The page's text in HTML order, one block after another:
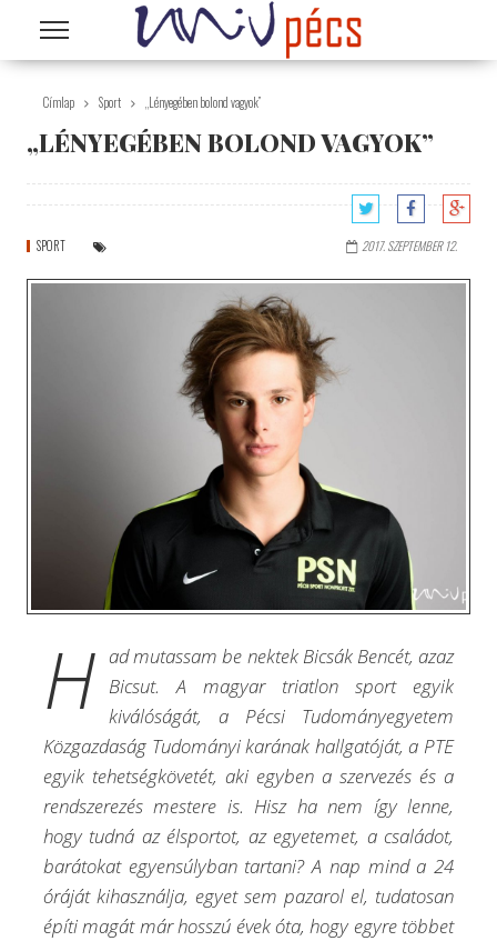
Ugrás a tartalomra
Címlap Sport „Lényegében bolond vagyok”
„LÉNYEGÉBEN BOLOND VAGYOK”
SPORT 2017. SZEPTEMBER 12.
H ad mutassam be nektek Bicsák Bencét, azaz
Bicsut. A magyar triatlon sport egyik
kiválóságát, a Pécsi Tudományegyetem
Közgazdaság Tudományi karának hallgatóját, a PTE
egyik tehetségkövetét, aki egyben a szervezés és a
rendszerezés mestere is. Hisz ha nem így lenne,
hogy tudná az élsportot, az egyetemet, a családot,
barátokat egyensúlyban tartani? A nap mind a 24
óráját kihasználja, egyet sem pazarol el, tudatosan
építi magát már hosszú évek óta, hogy egyre többet